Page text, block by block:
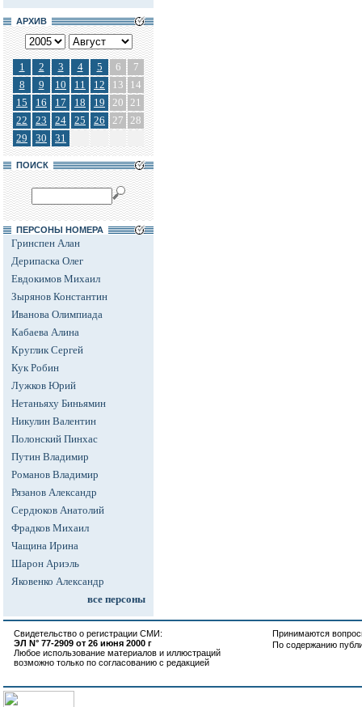
АРХИВ
1 2 3 4 5 6
7
8
9 10 11 12 13
14
15
16 17 18 19 20 21
22
23 24 25 26 27 28
29
30 31
ПОИСК
ПЕРСОНЫ НОМЕРА
Гринспен Алан
Дерипаска Олег
Евдокимов Михаил
Зырянов Константин
Иванова Олимпиада
Кабаева Алина
Круглик Сергей
Кук Робин
Лужков Юрий
Нетаньяху Биньямин
Никулин Валентин
Полонский Пинхас
Путин Владимир
Романов Владимир
Рязанов Александр
Сердюков Анатолий
Фрадков Михаил
Чащина Ирина
Шарон Ариэль
Яковенко Александр
все персоны
Свидетельство о регистрации СМИ:
ЭЛ N° 77-2909 от 26 июня 2000 г
Любое использование материалов и иллюстраций
возможно только по согласованию с редакцией
Принимаются
По содержанию